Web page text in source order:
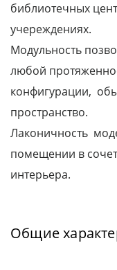
библиотечных
учереждениях.
Модульность
любой
конфигурации,
пространство.
Лаконичность
помещении в
интерьера.
Общие